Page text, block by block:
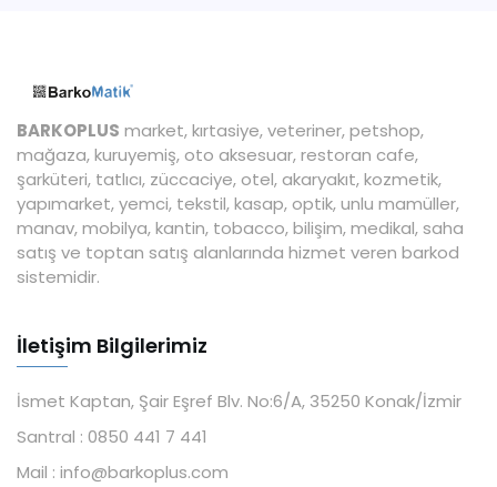
BARKOPLUS market, kırtasiye, veteriner, petshop,
mağaza, kuruyemiş, oto aksesuar, restoran cafe,
şarküteri, tatlıcı, züccaciye, otel, akaryakıt, kozmetik,
yapımarket, yemci, tekstil, kasap, optik, unlu mamüller,
manav, mobilya, kantin, tobacco, bilişim, medikal, saha
satış ve toptan satış alanlarında hizmet veren barkod
sistemidir.
İletişim Bilgilerimiz
İsmet Kaptan, Şair Eşref Blv. No:6/A, 35250 Konak/İzmir
Santral : 0850 441 7 441
Mail : info@barkoplus.com